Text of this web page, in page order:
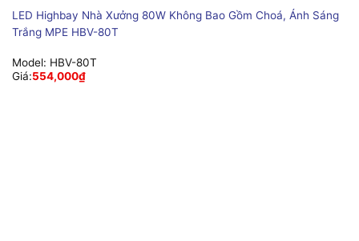
LED Highbay Nhà Xưởng 80W Không Bao Gồm Choá, Ánh Sáng
Trắng MPE HBV-80T
Model: HBV-80T
Giá:554,000₫